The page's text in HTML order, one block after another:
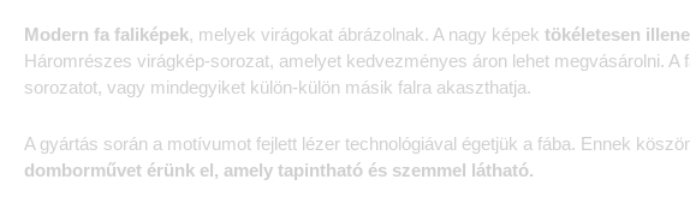
Modern fa faliképek, melyek virágokat ábrázolnak. A nagy képek tökéletesen
Háromrészes virágkép-sorozat, amelyet kedvezményes áron lehet megvásárolni. A
sorozatot, vagy mindegyiket külön-külön másik falra akaszthatja.
A gyártás során a motívumot fejlett lézer technológiával égetjük a fába. Ennek
domborművet érünk el, amely tapintható és szemmel látható.